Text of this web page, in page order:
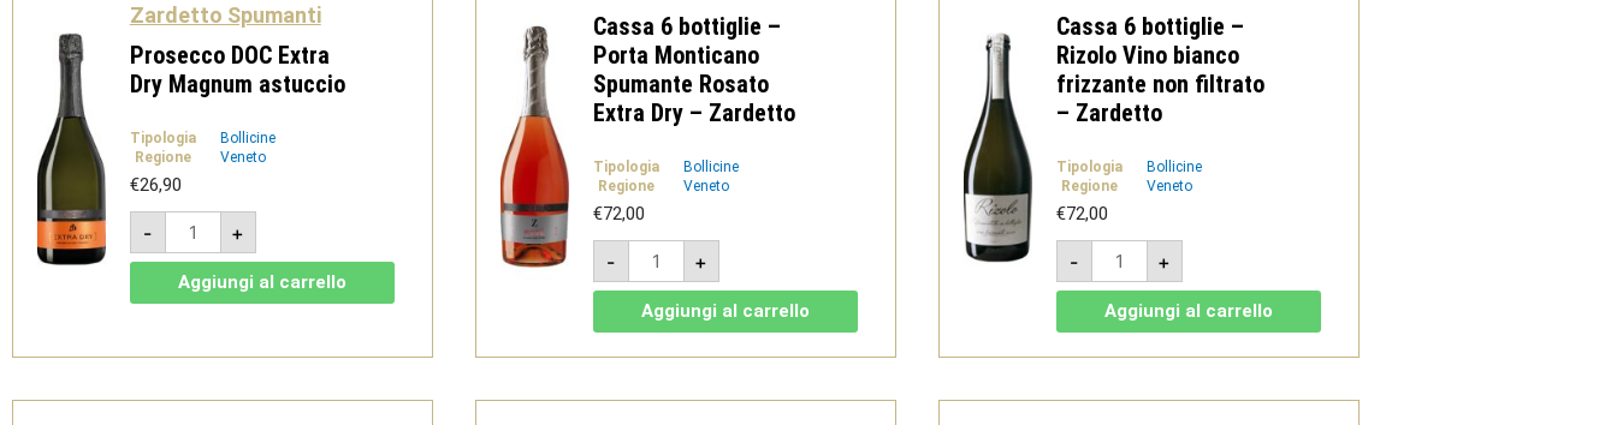
Zardetto Spumanti
Prosecco DOC Extra
Dry Magnum astuccio
Tipologia
Bollicine
Regione
Veneto
€26,90
-
Prosecco
DOC
Extra
Dry
Magnum
astuccio
+
Aggiungi al carrello
Cassa 6 bottiglie –
Porta Monticano
Spumante Rosato
Extra Dry – Zardetto
Tipologia
Bollicine
Regione
Veneto
€72,00
-
Cassa
bottiglie
Porta
Monticano
Spumante
+
Aggiungi al carrello
Cassa 6 bottiglie –
Rizolo Vino bianco
frizzante non filtrato
– Zardetto
Tipologia
Bollicine
Regione
Veneto
€72,00
-
Cassa
bottiglie
Rizolo
Vino
bianco
+
Aggiungi al carrello